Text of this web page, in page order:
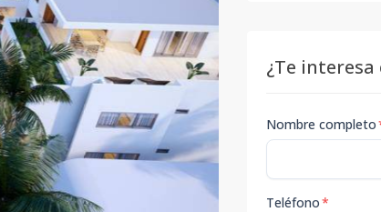
¿Te
Nombre completo
Teléfono*